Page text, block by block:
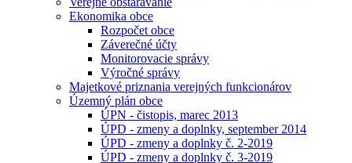
Ekonomika obce
Rozpočet obce
Záverečné účty
Monitorovacie správy
Výročné správy
Majetkové priznania verejných funkcionárov
Územný plán obce
ÚPN - čistopis, marec 2013
ÚPD - zmeny a doplnky, september 2014
ÚPD - zmeny a doplnky č. 2-2019
ÚPD - zmeny a doplnky č. 3-2019